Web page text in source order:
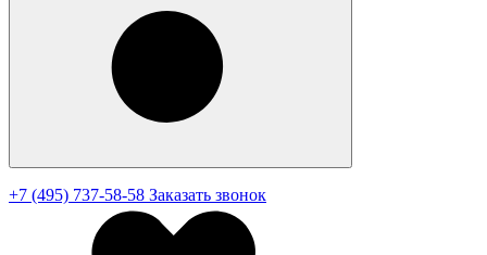
+7 (495) 737-58-58 Заказать звонок